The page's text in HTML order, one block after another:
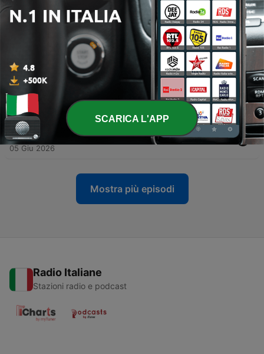
86 - Canicule : j'y pense et puis j'oublie
Le protocole de paix qui fait pschitt
19 Giu 2026
84 - La justice désavouée par les Français
12 Giu 2026
83 - Affaire Lyhanna : un fiasco judiciaire
05 Giu 2026
Mostra più episodi
Radio Italiane
Stazioni radio e podcast
SCARICA L'APP